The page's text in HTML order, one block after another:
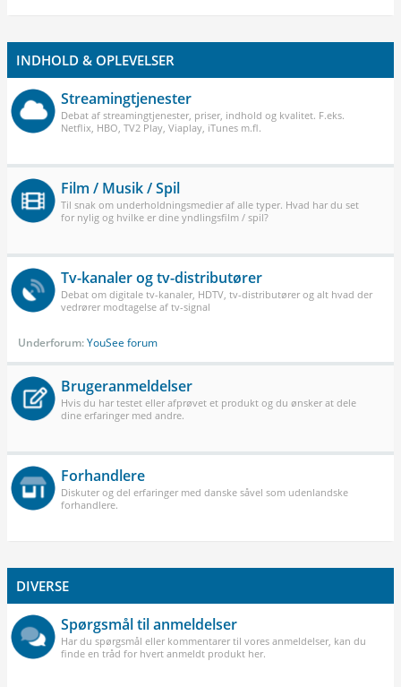
INDHOLD & OPLEVELSER
Streamingtjenester
Debat af streamingtjenester, priser, indhold og kvalitet. F.eks.
Netflix, HBO, TV2 Play, Viaplay, iTunes m.fl.
Film / Musik / Spil
Til snak om underholdningsmedier af alle typer. Hvad har du set
for nylig og hvilke er dine yndlingsfilm / spil?
Tv-kanaler og tv-distributører
Debat om digitale tv-kanaler, HDTV, tv-distributører og alt hvad der
vedrører modtagelse af tv-signal
Underforum:YouSee forum
Brugeranmeldelser
Hvis du har testet eller afprøvet et produkt og du ønsker at dele
dine erfaringer med andre.
Forhandlere
Diskuter og del erfaringer med danske såvel som udenlandske
forhandlere.
DIVERSE
Spørgsmål til anmeldelser
Har du spørgsmål eller kommentarer til vores anmeldelser, kan du
finde en tråd for hvert anmeldt produkt her.